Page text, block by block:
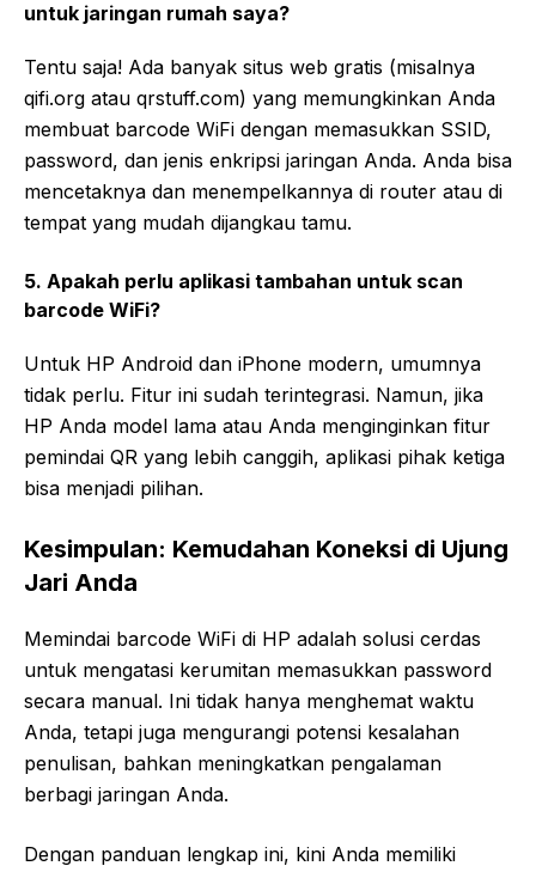
untuk jaringan rumah saya?
Tentu saja! Ada banyak situs web gratis (misalnya
qifi.org atau qrstuff.com) yang memungkinkan Anda
membuat barcode WiFi dengan memasukkan SSID,
password, dan jenis enkripsi jaringan Anda. Anda bisa
mencetaknya dan menempelkannya di router atau di
tempat yang mudah dijangkau tamu.
5. Apakah perlu aplikasi tambahan untuk scan
barcode WiFi?
Untuk HP Android dan iPhone modern, umumnya
tidak perlu. Fitur ini sudah terintegrasi. Namun, jika
HP Anda model lama atau Anda menginginkan fitur
pemindai QR yang lebih canggih, aplikasi pihak ketiga
bisa menjadi pilihan.
Kesimpulan: Kemudahan Koneksi di Ujung
Jari Anda
Memindai barcode WiFi di HP adalah solusi cerdas
untuk mengatasi kerumitan memasukkan password
secara manual. Ini tidak hanya menghemat waktu
Anda, tetapi juga mengurangi potensi kesalahan
penulisan, bahkan meningkatkan pengalaman
berbagi jaringan Anda.
Dengan panduan lengkap ini, kini Anda memiliki